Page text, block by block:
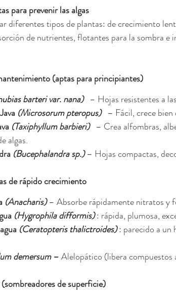
para prevenir las algas
diferentes tipos de plantas: de crecimiento
de nutrientes, flotantes para la sombra e
(aptas para principiantes)
barteri var. nana) – Hojas resistentes a
(Microsorum pteropus) – Fácil, crece bien
(Taxiphyllum barbieri) – Crea alfombras,
algas.
(Bucephalandra sp.) – Hojas compactas,
de rápido crecimiento
(Anacharis) – Absorbe rápidamente nitratos y
(Hygrophila difformis) : rápida, plumosa,
(Ceratopteris thalictroides) : parecido a un
demersum – Alelopático (libera compuestos
de superficie)